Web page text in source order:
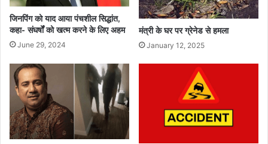
जिनपिंग को याद आया पंचशील सिद्धांत,
कहा- संघर्षों को खत्म करने के लिए अहम
June 29, 2024
मंत्री के घर पर ग्रेनेड से हमला
January 12, 2025